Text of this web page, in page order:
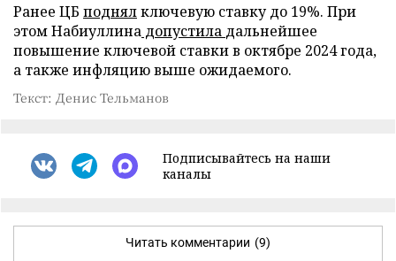
Ранее ЦБ поднялключевую ставку до 19%. При
этом Набиуллина допустила дальнейшее
повышение ключевой ставки в октябре 2024 года,
а также инфляцию выше ожидаемого.
Текст: Денис Тельманов
Подписывайтесь на наши
каналы
Читать комментарии (9)